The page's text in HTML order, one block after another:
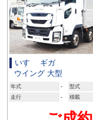
いすゞ ギガ
ウイング 大型
年式 - 型式
走行
- 積載